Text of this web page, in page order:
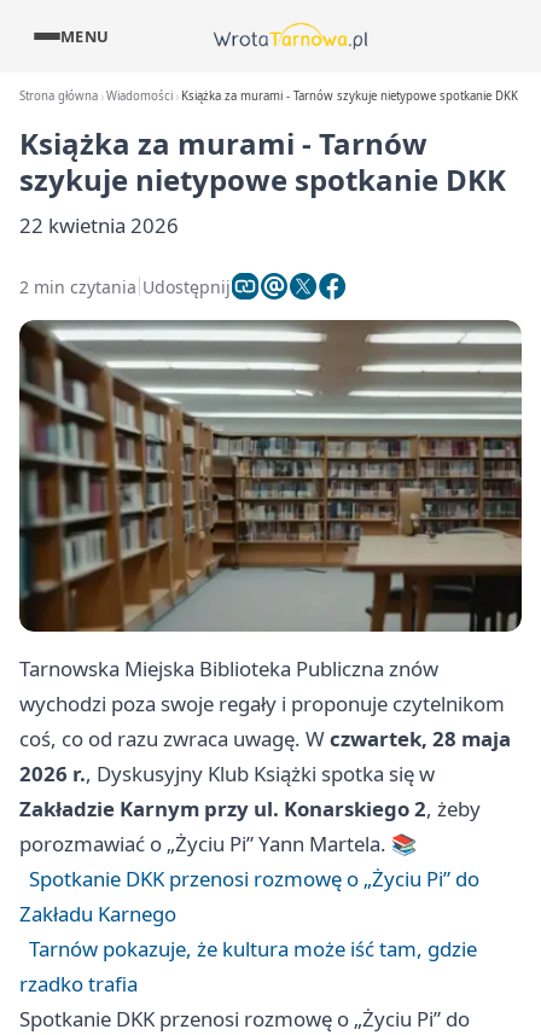
MENU
Strona główna Wiadomości Książka za murami - Tarnów szykuje nietypowe spotkanie DKK
Książka za murami - Tarnów
szykuje nietypowe spotkanie DKK
22 kwietnia 2026
2 min czytania Udostępnij
Tarnowska Miejska Biblioteka Publiczna znów
wychodzi poza swoje regały i proponuje czytelnikom
coś, co od razu zwraca uwagę. Wczwartek, 28 maja
2026 r., Dyskusyjny Klub Książki spotka się w
Zakładzie Karnym przy ul. Konarskiego 2, żeby
porozmawiać o „Życiu Pi” Yann Martela. 📚
Spotkanie DKK przenosi rozmowę o „Życiu Pi” do
Zakładu Karnego
Tarnów pokazuje, że kultura może iść tam, gdzie
rzadko trafia
Spotkanie DKK przenosi rozmowę o „Życiu Pi” do